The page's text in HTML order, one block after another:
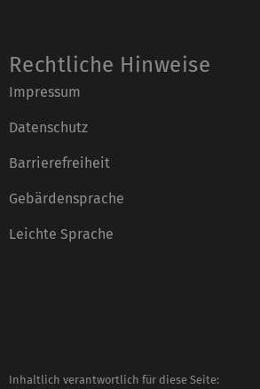
Rechtliche Hinweise
Impressum
Datenschutz
Barrierefreiheit
Gebärdensprache
Leichte Sprache
Inhaltlich verantwortlich für diese Seite: